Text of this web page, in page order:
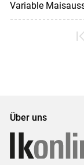
Variable
Über uns